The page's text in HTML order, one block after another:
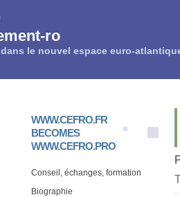
ro
le nouvel espace euro-
WWW.CEFRO.FR
BECOMES
WWW.CEFRO.PRO
Conseil, échanges, formation
Biographie